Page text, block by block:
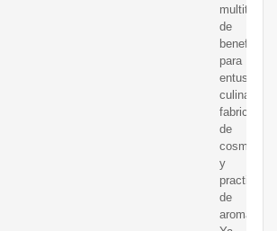
multitud
de
beneficios
para
culinarios,
fabricantes
de
y
de